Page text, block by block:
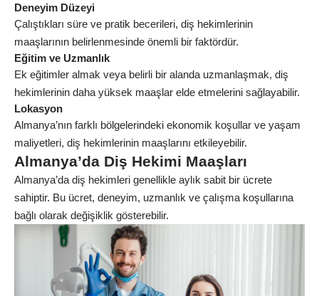
Deneyim Düzeyi
Çalıştıkları süre ve pratik becerileri, diş hekimlerinin
maaşlarının belirlenmesinde önemli bir faktördür.
Eğitim ve Uzmanlık
Ek eğitimler almak veya belirli bir alanda uzmanlaşmak, diş
hekimlerinin daha yüksek maaşlar elde etmelerini sağlayabilir.
Lokasyon
Almanya’nın farklı bölgelerindeki ekonomik koşullar ve yaşam
maliyetleri, diş hekimlerinin maaşlarını etkileyebilir.
Almanya’da Diş Hekimi Maaşları
Almanya’da diş hekimleri genellikle aylık sabit bir ücrete
sahiptir. Bu ücret, deneyim, uzmanlık ve çalışma koşullarına
bağlı olarak değişiklik gösterebilir.